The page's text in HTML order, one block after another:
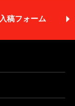
入稿フォーム